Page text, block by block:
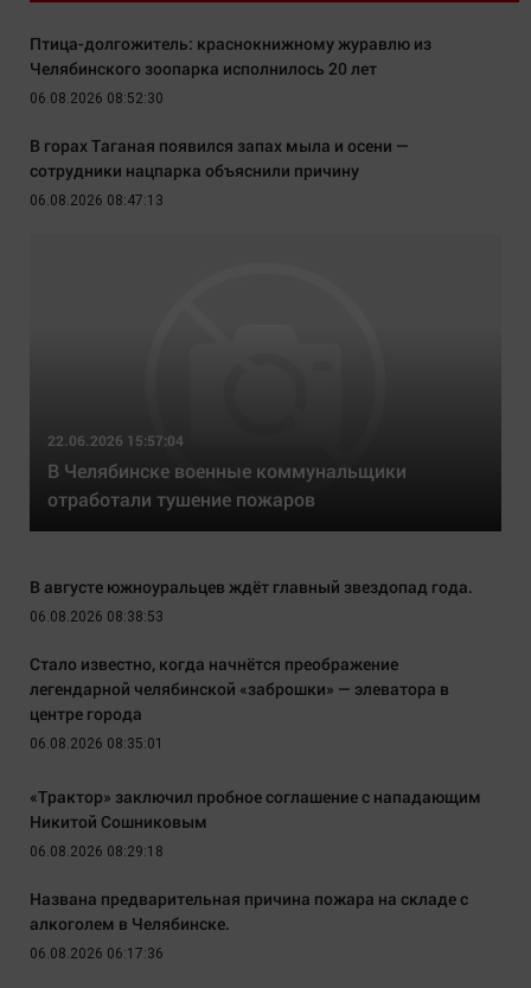
Птица-долгожитель: краснокнижному журавлю из
Челябинского зоопарка исполнилось 20 лет
06.08.2026 08:52:30
В горах Таганая появился запах мыла и осени —
сотрудники нацпарка объяснили причину
06.08.2026 08:47:13
22.06.2026 15:57:04
В Челябинске военные коммунальщики
отработали тушение пожаров
В августе южноуральцев ждёт главный звездопад года.
06.08.2026 08:38:53
Стало известно, когда начнётся преображение
легендарной челябинской «заброшки» — элеватора в
центре города
06.08.2026 08:35:01
«Трактор» заключил пробное соглашение с нападающим
Никитой Сошниковым
06.08.2026 08:29:18
Названа предварительная причина пожара на складе с
алкоголем в Челябинске.
06.08.2026 06:17:36